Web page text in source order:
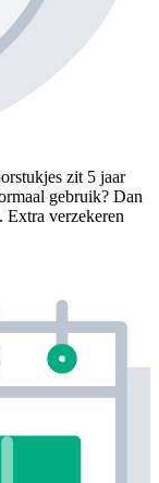
zit 5 jaar
gebruik? Dan
Extra verzekeren